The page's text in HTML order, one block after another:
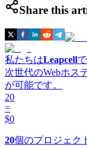
Share this
私たちはLeapcell
次世代のWebホス
が可能です。
20
=
$0
20個のプロジェク